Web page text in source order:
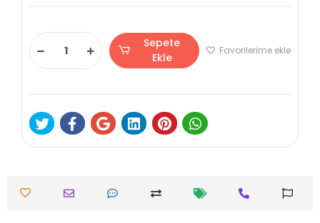
Sepete
Ekle
Favorilerime ekle